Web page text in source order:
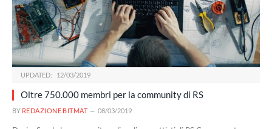
UPDATED: 12/03/2019
Oltre 750.000 membri per la community di RS
BY REDAZIONE BITMAT 08/03/2019